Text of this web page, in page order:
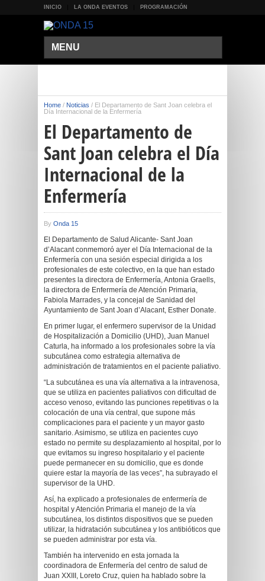
INICIO LA ONDA EVENTOS PROGRAMACIÓN
MENU
Home / Noticias / El Departamento de Sant Joan celebra el
Día Internacional de la Enfermería
El Departamento de
Sant Joan celebra el Día
Internacional de la
Enfermería
By Onda 15
El Departamento de Salud Alicante- Sant Joan
d’Alacant conmemoró ayer el Día Internacional de la
Enfermería con una sesión especial dirigida a los
profesionales de este colectivo, en la que han estado
presentes la directora de Enfermería, Antonia Graells,
la directora de Enfermería de Atención Primaria,
Fabiola Marrades, y la concejal de Sanidad del
Ayuntamiento de Sant Joan d’Alacant, Esther Donate.
En primer lugar, el enfermero supervisor de la Unidad
de Hospitalización a Domicilio (UHD), Juan Manuel
Caturla, ha informado a los profesionales sobre la vía
subcutánea como estrategia alternativa de
administración de tratamientos en el paciente paliativo.
“La subcutánea es una vía alternativa a la intravenosa,
que se utiliza en pacientes paliativos con dificultad de
acceso venoso, evitando las punciones repetitivas o la
colocación de una vía central, que supone más
complicaciones para el paciente y un mayor gasto
sanitario. Asimismo, se utiliza en pacientes cuyo
estado no permite su desplazamiento al hospital, por lo
que evitamos su ingreso hospitalario y el paciente
puede permanecer en su domicilio, que es donde
quiere estar la mayoría de las veces”, ha subrayado el
supervisor de la UHD.
Así, ha explicado a profesionales de enfermería de
hospital y Atención Primaria el manejo de la vía
subcutánea, los distintos dispositivos que se pueden
utilizar, la hidratación subcutánea y los antibióticos que
se pueden administrar por esta vía.
También ha intervenido en esta jornada la
coordinadora de Enfermería del centro de salud de
Juan XXIII, Loreto Cruz, quien ha hablado sobre la